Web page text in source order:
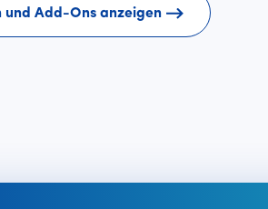
Add-Ons anzeigen